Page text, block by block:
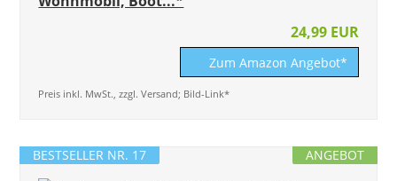
24,99 EUR
Zum Amazon Angebot*
Preis inkl. MwSt., zzgl. Versand; Bild-Link*
ANGEBOT
BESTSELLER NR. 17